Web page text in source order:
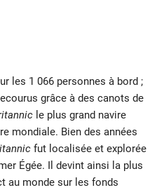
les 1 066 personnes à bord ;
grâce à des canots de
le plus grand navire
mondiale. Bien des années
fut localisée et explorée
Égée. Il devint ainsi la plus
au monde sur les fonds